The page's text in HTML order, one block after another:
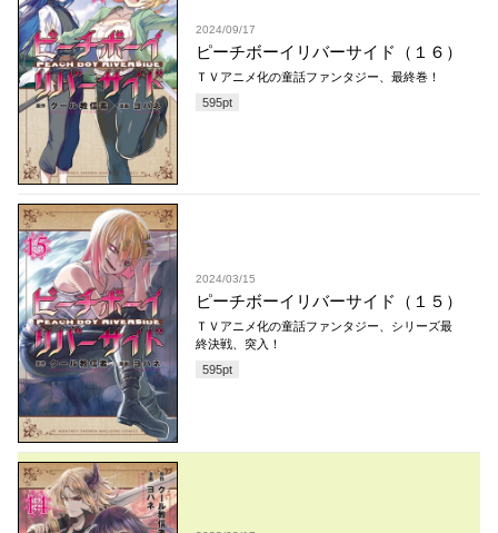
2024/09/17
ピーチボーイリバーサイド（１６）
ＴＶアニメ化の童話ファンタジー、最終巻！
595pt
2024/03/15
ピーチボーイリバーサイド（１５）
ＴＶアニメ化の童話ファンタジー、シリーズ最
終決戦、突入！
595pt